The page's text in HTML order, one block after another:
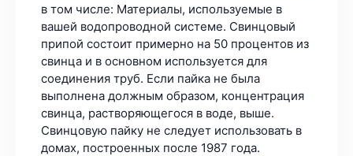
в том числе: Материалы, используемые в
вашей водопроводной системе. Свинцовый
припой состоит примерно на 50 процентов из
свинца и в основном используется для
соединения труб. Если пайка не была
выполнена должным образом, концентрация
свинца, растворяющегося в воде, выше.
Свинцовую пайку не следует использовать в
домах, построенных после 1987 года.